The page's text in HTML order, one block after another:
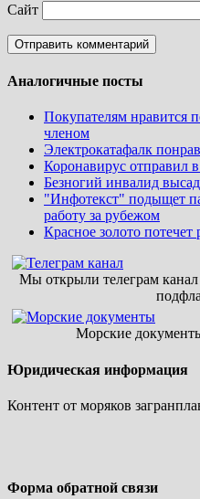
Сайт
Аналогичные посты
Покупателям нравится
членом
Электрокатафалк
Коронавирус отправил
Безногий инвалид
"Инфотекст" подыщет
работу за рубежом
Красное золото
Мы открыли телеграм канал
Морские
Юридическая информация
Контент от моряков
Форма обратной связи